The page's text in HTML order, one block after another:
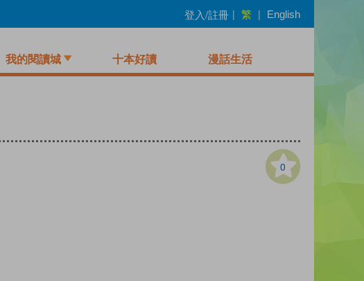
登入/註冊 | 繁 | English
我的閱讀城 十本好讀 漫話生活
0